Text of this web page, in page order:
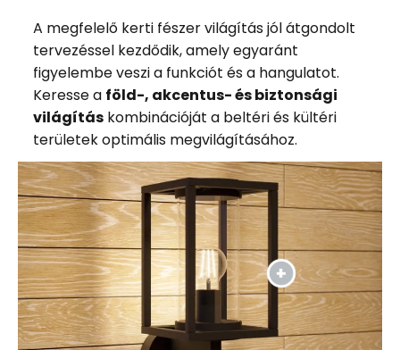
A megfelelő kerti fészer világítás jól átgondolt
tervezéssel kezdődik, amely egyaránt
figyelembe veszi a funkciót és a hangulatot.
Keresse a föld-, akcentus- és biztonsági
világításkombinációját a beltéri és kültéri
területek optimális megvilágításához.